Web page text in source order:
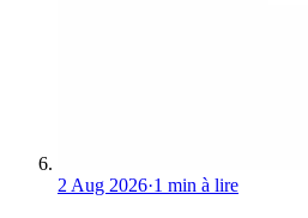
2 Aug 2026·1 min à lire